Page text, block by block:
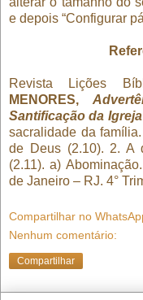
e depois “Configurar
Revista Lições
MENORES,
Santificação da
sacralidade da
de Deus (2.10). 2. A
(2.11). a)
de Janeiro – RJ. 4°
Compartilhar no
Nenhum comentário:
Compartilhar